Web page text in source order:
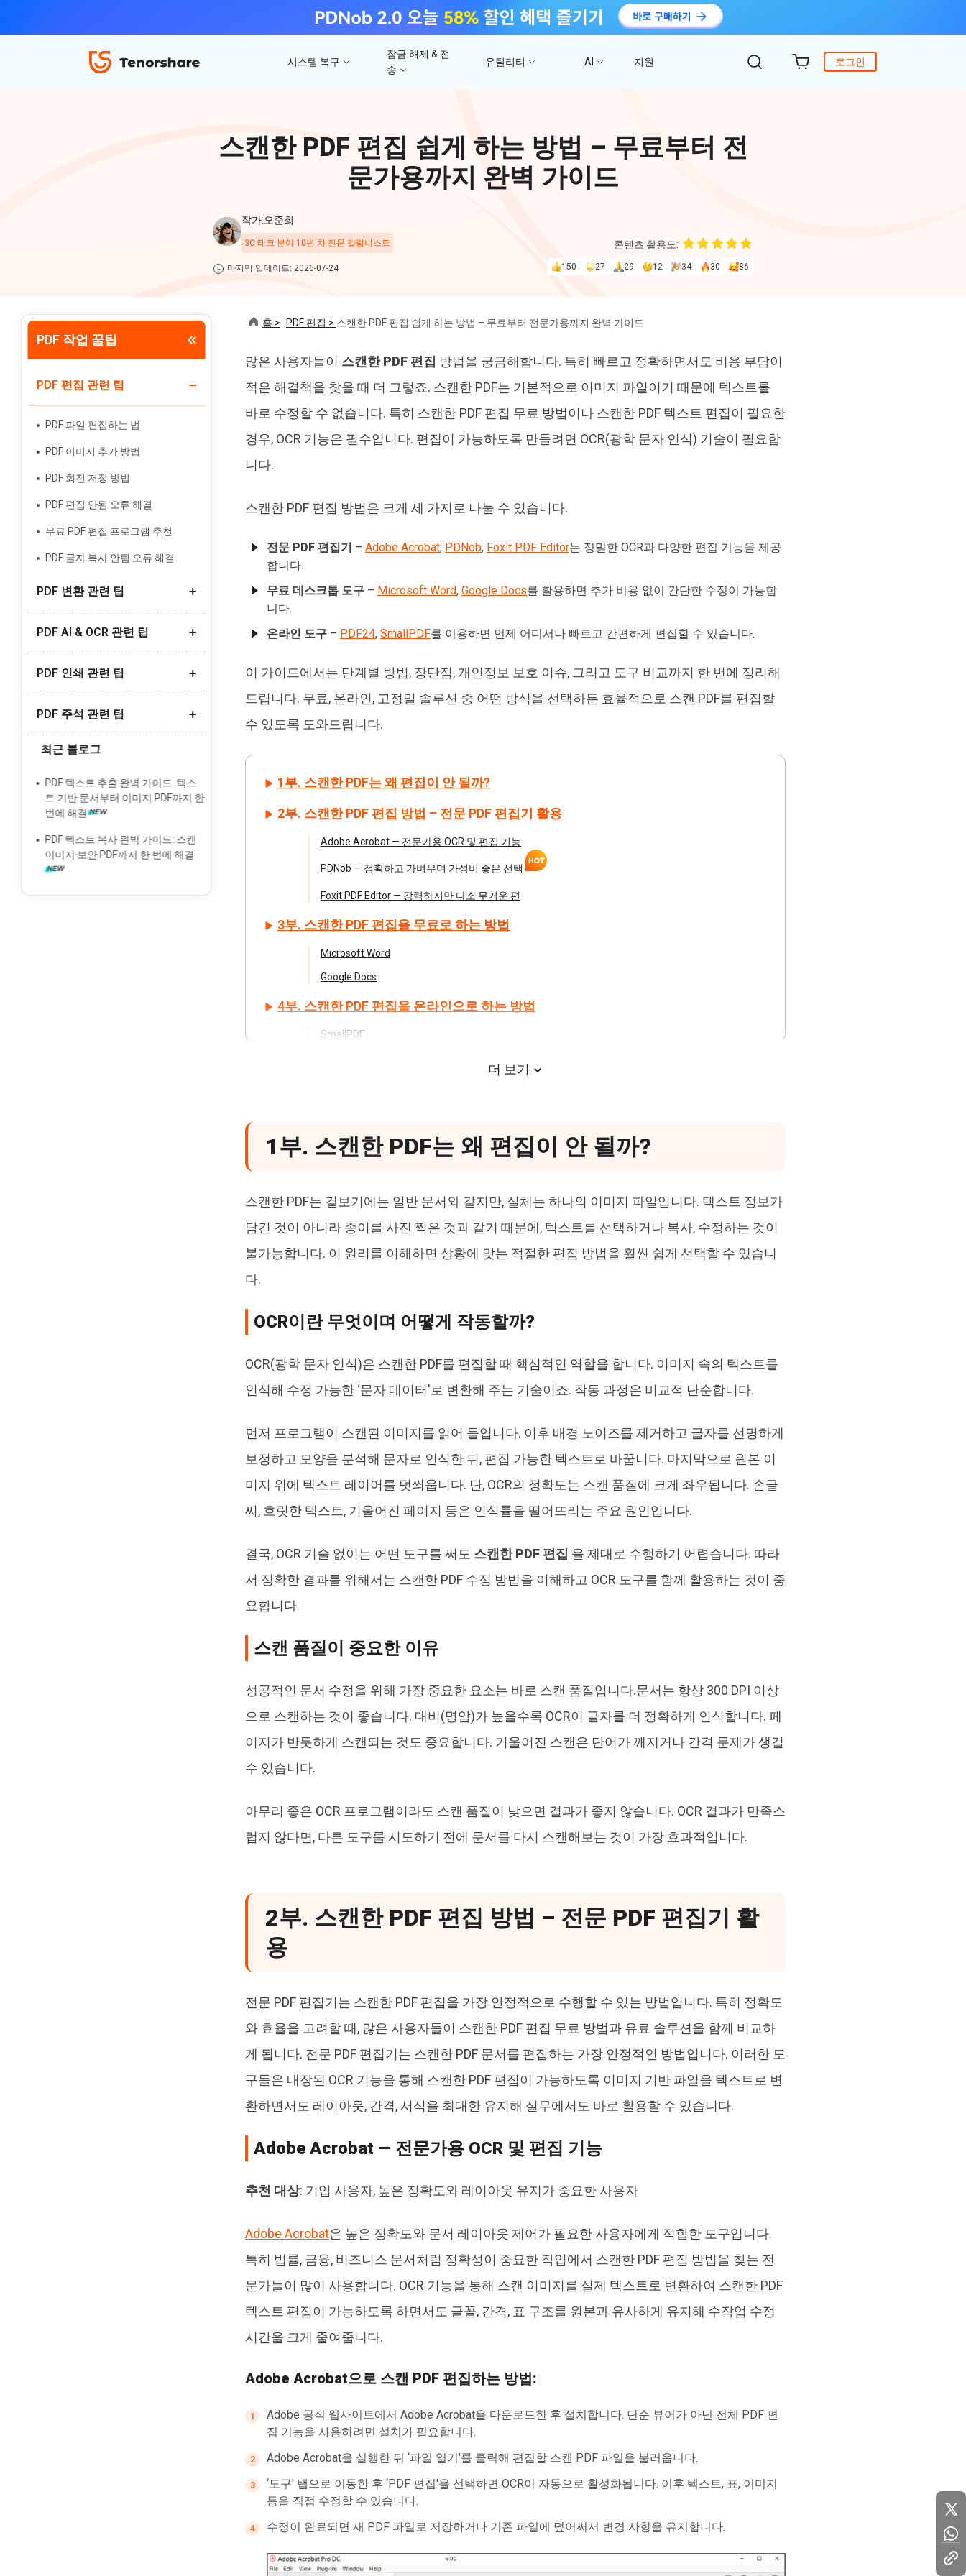
iAnyGo
로그인
시스템 복구
iOS 18 베타 포함 150개 이상 iOS 시스템 이
아이폰/아이패드 데이터 복구&
iTunes/iCloud 백업 복구
아이폰/안드로이드 WhatsApp 데이터 복구
ReiBoot - Android 시스템 복구
A-B-C 처럼 안드로이드 시스템 복구 Win/ Mac에서 삭제된 파일 복원
잠금 해제 & 전
송
비밀번호 없이 아이폰/아이패드 잠금해제
안드로이드 아이폰 간에 WhatsApp 데이터
전송
간편한 iOS 데이터 백업 및 관리
4uKey - 안드로이드 잠금 해제
안드로이드 화면 비밀번호&구글 락 제거 안드로이드 아이폰으로 데이터 전송
유틸리티
탈옥 필요없이 위치 조작하기 iTunes 백업 암호 잠금 풀기 몇 분 안에 윈도 문제 해결
간단하고 안전한 시스템 마이그레이션 도구
맥에서 Al를 사용하여 PDF 편집 및 관리
4DDiG 중복 파일 삭제기
AI로 중복 파일 찾기 및 삭제
Tenorshare Cleamio
올인원 맥 정리 & 최적화 도구
AI
4DDIG 비디오 복구
AI로 손상된 비디오 복원
PixPretty AI Photo Editor
무료 AI 사진 편집 도구
지원
문의하기
구독 갱신
스캔한 PDF 편집 쉽게 하는 방법 – 무료부터 전
문가용까지 완벽 가이드
작가:오준희
3C 테크 분야 10년 차 전문 칼럼니스트
마지막 업데이트: 2026-07-24
콘텐츠 활용도:
150 27 29 12 34 30 86
PDF 작업 꿀팁
PDF 편집 관련 팁
PDF 파일 편집하는 법
PDF 이미지 추가 방법
PDF 회전 저장 방법
PDF 편집 안됨 오류 해결
무료 PDF 편집 프로그램 추천
PDF 글자 복사 안됨 오류 해결
PDF 변환 관련 팁
PDF 링크(URL) 만들기 방법
한글 PDF 변환 방법
한글 PDF 변환 오류 해결
PDF AI & OCR 관련 팁
무료 PDF 요약 AI 도구 추천
딥시크 DeepSeek AI OCR 리뷰
PDF 인쇄 관련 팁
여러 PDF 한번에 인쇄
PDF 소책자 양면 인쇄 하는 법
PDF 주석 관련 팁
PDF에 주석/댓글 추가
PDF에 메모 추가
PDF 형광펜 안될 때 해결법
PDF 서명 넣기 방법
최근 블로그
PDF 텍스트 추출 완벽 가이드: 텍스
트 기반 문서부터 이미지 PDF까지 한
번에 해결
PDF 텍스트 복사 완벽 가이드: 스캔·
이미지·보안 PDF까지 한 번에 해결
홈 > PDF 편집 > 스캔한 PDF 편집 쉽게 하는 방법 – 무료부터 전문가용까지 완벽 가이드
많은 사용자들이 스캔한 PDF 편집 방법을 궁금해합니다. 특히 빠르고 정확하면서도 비용 부담이
적은 해결책을 찾을 때 더 그렇죠. 스캔한 PDF는 기본적으로 이미지 파일이기 때문에 텍스트를
바로 수정할 수 없습니다. 특히 스캔한 PDF 편집 무료 방법이나 스캔한 PDF 텍스트 편집이 필요한
경우, OCR 기능은 필수입니다. 편집이 가능하도록 만들려면 OCR(광학 문자 인식) 기술이 필요합
니다.
스캔한 PDF 편집 방법은 크게 세 가지로 나눌 수 있습니다.
전문 PDF 편집기 – Adobe Acrobat, PDNob, Foxit PDF Editor는 정밀한 OCR과 다양한 편집 기능을 제공
합니다.
무료 데스크톱 도구 – Microsoft Word, Google Docs를 활용하면 추가 비용 없이 간단한 수정이 가능합
니다.
온라인 도구 – PDF24, SmallPDF를 이용하면 언제 어디서나 빠르고 간편하게 편집할 수 있습니다.
이 가이드에서는 단계별 방법, 장단점, 개인정보 보호 이슈, 그리고 도구 비교까지 한 번에 정리해
드립니다. 무료, 온라인, 고정밀 솔루션 중 어떤 방식을 선택하든 효율적으로 스캔 PDF를 편집할
수 있도록 도와드립니다.
1부. 스캔한 PDF는 왜 편집이 안 될까?
2부. 스캔한 PDF 편집 방법 – 전문 PDF 편집기 활용
Adobe Acrobat — 전문가용 OCR 및 편집 기능
PDNob — 정확하고 가벼우며 가성비 좋은 선택
Foxit PDF Editor — 강력하지만 다소 무거운 편
3부. 스캔한 PDF 편집을 무료로 하는 방법
Microsoft Word
Google Docs
4부. 스캔한 PDF 편집을 온라인으로 하는 방법
SmallPDF
더 보기
1부. 스캔한 PDF는 왜 편집이 안 될까?
스캔한 PDF는 겉보기에는 일반 문서와 같지만, 실체는 하나의 이미지 파일입니다. 텍스트 정보가
담긴 것이 아니라 종이를 사진 찍은 것과 같기 때문에, 텍스트를 선택하거나 복사, 수정하는 것이
불가능합니다. 이 원리를 이해하면 상황에 맞는 적절한 편집 방법을 훨씬 쉽게 선택할 수 있습니
다.
OCR이란 무엇이며 어떻게 작동할까?
OCR(광학 문자 인식)은 스캔한 PDF를 편집할 때 핵심적인 역할을 합니다. 이미지 속의 텍스트를
인식해 수정 가능한 ‘문자 데이터'로 변환해 주는 기술이죠. 작동 과정은 비교적 단순합니다.
먼저 프로그램이 스캔된 이미지를 읽어 들입니다. 이후 배경 노이즈를 제거하고 글자를 선명하게
보정하고 모양을 분석해 문자로 인식한 뒤, 편집 가능한 텍스트로 바꿉니다. 마지막으로 원본 이
미지 위에 텍스트 레이어를 덧씌웁니다. 단, OCR의 정확도는 스캔 품질에 크게 좌우됩니다. 손글
씨, 흐릿한 텍스트, 기울어진 페이지 등은 인식률을 떨어뜨리는 주요 원인입니다.
결국, OCR 기술 없이는 어떤 도구를 써도 스캔한 PDF 편집 을 제대로 수행하기 어렵습니다. 따라
서 정확한 결과를 위해서는 스캔한 PDF 수정 방법을 이해하고 OCR 도구를 함께 활용하는 것이 중
요합니다.
스캔 품질이 중요한 이유
성공적인 문서 수정을 위해 가장 중요한 요소는 바로 스캔 품질입니다.문서는 항상 300 DPI 이상
으로 스캔하는 것이 좋습니다. 대비(명암)가 높을수록 OCR이 글자를 더 정확하게 인식합니다. 페
이지가 반듯하게 스캔되는 것도 중요합니다. 기울어진 스캔은 단어가 깨지거나 간격 문제가 생길
수 있습니다.
아무리 좋은 OCR 프로그램이라도 스캔 품질이 낮으면 결과가 좋지 않습니다. OCR 결과가 만족스
럽지 않다면, 다른 도구를 시도하기 전에 문서를 다시 스캔해보는 것이 가장 효과적입니다.
2부. 스캔한 PDF 편집 방법 – 전문 PDF 편집기 활
용
전문 PDF 편집기는 스캔한 PDF 편집을 가장 안정적으로 수행할 수 있는 방법입니다. 특히 정확도
와 효율을 고려할 때, 많은 사용자들이 스캔한 PDF 편집 무료 방법과 유료 솔루션을 함께 비교하
게 됩니다. 전문 PDF 편집기는 스캔한 PDF 문서를 편집하는 가장 안정적인 방법입니다. 이러한 도
구들은 내장된 OCR 기능을 통해 스캔한 PDF 편집이 가능하도록 이미지 기반 파일을 텍스트로 변
환하면서도 레이아웃, 간격, 서식을 최대한 유지해 실무에서도 바로 활용할 수 있습니다.
Adobe Acrobat — 전문가용 OCR 및 편집 기능
추천 대상: 기업 사용자, 높은 정확도와 레이아웃 유지가 중요한 사용자
Adobe Acrobat은 높은 정확도와 문서 레이아웃 제어가 필요한 사용자에게 적합한 도구입니다.
특히 법률, 금융, 비즈니스 문서처럼 정확성이 중요한 작업에서 스캔한 PDF 편집 방법을 찾는 전
문가들이 많이 사용합니다. OCR 기능을 통해 스캔 이미지를 실제 텍스트로 변환하여 스캔한 PDF
텍스트 편집이 가능하도록 하면서도 글꼴, 간격, 표 구조를 원본과 유사하게 유지해 수작업 수정
시간을 크게 줄여줍니다.
Adobe Acrobat으로 스캔 PDF 편집하는 방법:
Adobe 공식 웹사이트에서 Adobe Acrobat을 다운로드한 후 설치합니다. 단순 뷰어가 아닌 전체 PDF 편
집 기능을 사용하려면 설치가 필요합니다.
Adobe Acrobat을 실행한 뒤 ‘파일 열기'를 클릭해 편집할 스캔 PDF 파일을 불러옵니다.
‘도구' 탭으로 이동한 후 ‘PDF 편집'을 선택하면 OCR이 자동으로 활성화됩니다. 이후 텍스트, 표, 이미지
등을 직접 수정할 수 있습니다.
수정이 완료되면 새 PDF 파일로 저장하거나 기존 파일에 덮어써서 변경 사항을 유지합니다.